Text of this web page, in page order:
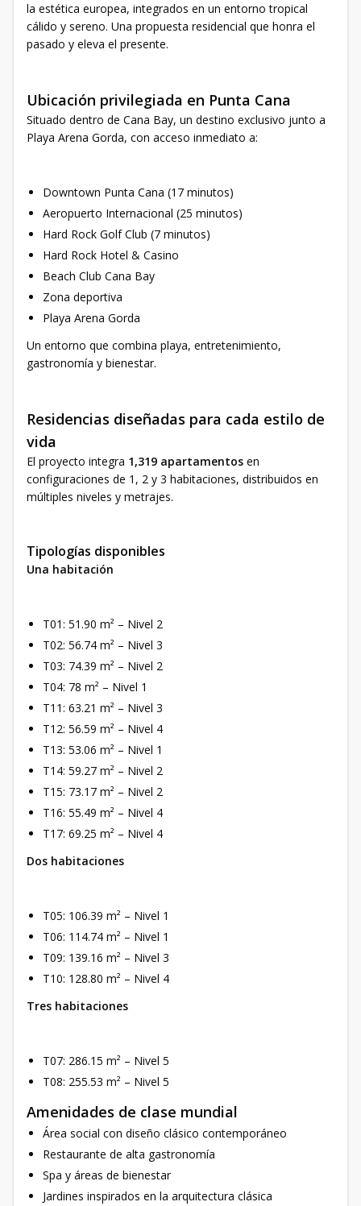
la estética europea, integrados en un entorno tropical
cálido y sereno. Una propuesta residencial que honra el
pasado y eleva el presente.
Ubicación privilegiada en Punta Cana
Situado dentro de Cana Bay, un destino exclusivo junto a
Playa Arena Gorda, con acceso inmediato a:
Downtown Punta Cana (17 minutos)
Aeropuerto Internacional (25 minutos)
Hard Rock Golf Club (7 minutos)
Hard Rock Hotel & Casino
Beach Club Cana Bay
Zona deportiva
Playa Arena Gorda
Un entorno que combina playa, entretenimiento,
gastronomía y bienestar.
Residencias diseñadas para cada estilo de
vida
El proyecto integra 1,319 apartamentos en
configuraciones de 1, 2 y 3 habitaciones, distribuidos en
múltiples niveles y metrajes.
Tipologías disponibles
Una habitación
T01: 51.90 m² – Nivel 2
T02: 56.74 m² – Nivel 3
T03: 74.39 m² – Nivel 2
T04: 78 m² – Nivel 1
T11: 63.21 m² – Nivel 3
T12: 56.59 m² – Nivel 4
T13: 53.06 m² – Nivel 1
T14: 59.27 m² – Nivel 2
T15: 73.17 m² – Nivel 2
T16: 55.49 m² – Nivel 4
T17: 69.25 m² – Nivel 4
Dos habitaciones
T05: 106.39 m² – Nivel 1
T06: 114.74 m² – Nivel 1
T09: 139.16 m² – Nivel 3
T10: 128.80 m² – Nivel 4
Tres habitaciones
T07: 286.15 m² – Nivel 5
T08: 255.53 m² – Nivel 5
Amenidades de clase mundial
Área social con diseño clásico contemporáneo
Restaurante de alta gastronomía
Spa y áreas de bienestar
Jardines inspirados en la arquitectura clásica